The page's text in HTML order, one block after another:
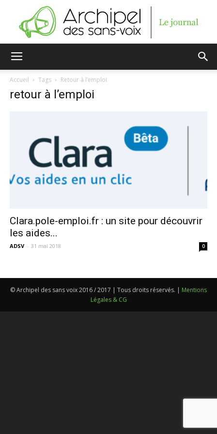
sans-
Accueil Tags Retour à l’emploi
retour à l’emploi
Clara.pole-emploi.fr : un site pour découvrir
les aides...
ADSV - 31 mai 2018 0
© Archipel des sans voix 2016 / 2017 | Tous droits réservés. | Mentions
Légales & CG